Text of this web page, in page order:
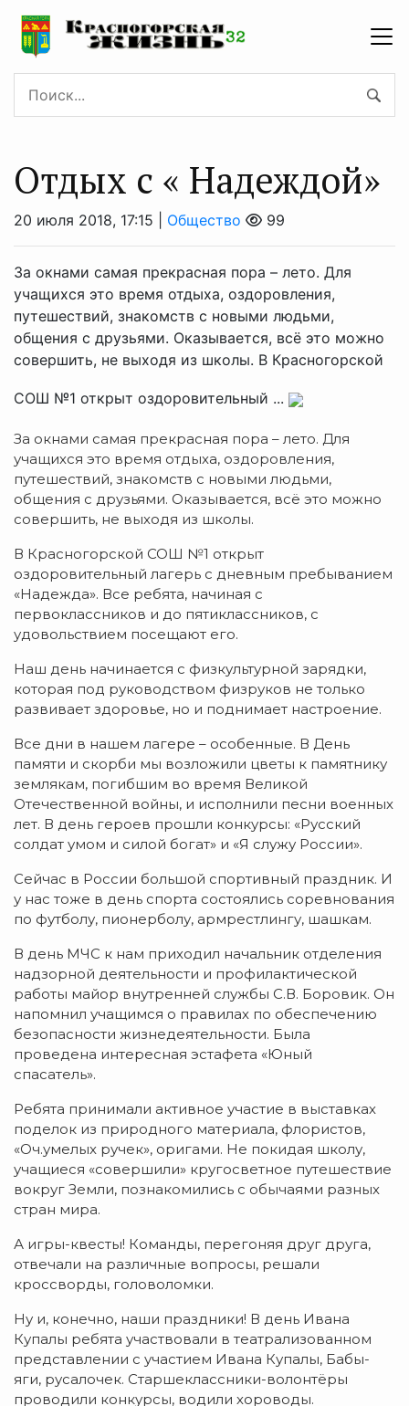
Отдых с « Надеждой»
20 июля 2018, 17:15 | Общество 99
За окнами самая прекрасная пора – лето. Для
учащихся это время отдыха, оздоровления,
путешествий, знакомств с новыми людьми,
общения с друзьями. Оказывается, всё это можно
совершить, не выходя из школы. В Красногорской
СОШ №1 открыт оздоровительный ...
За окнами самая прекрасная пора – лето. Для
учащихся это время отдыха, оздоровления,
путешествий, знакомств с новыми людьми,
общения с друзьями. Оказывается, всё это можно
совершить, не выходя из школы.
В Красногорской СОШ №1 открыт
оздоровительный лагерь с дневным пребыванием
«Надежда». Все ребята, начиная с
первоклассников и до пятиклассников, с
удовольствием посещают его.
Наш день начинается с физкультурной зарядки,
которая под руководством физруков не только
развивает здоровье, но и поднимает настроение.
Все дни в нашем лагере – особенные. В День
памяти и скорби мы возложили цветы к памятнику
землякам, погибшим во время Великой
Отечественной войны, и исполнили песни военных
лет. В день героев прошли конкурсы: «Русский
солдат умом и силой богат» и «Я служу России».
Сейчас в России большой спортивный праздник. И
у нас тоже в день спорта состоялись соревнования
по футболу, пионерболу, армрестлингу, шашкам.
В день МЧС к нам приходил начальник отделения
надзорной деятельности и профилактической
работы майор внутренней службы С.В. Боровик. Он
напомнил учащимся о правилах по обеспечению
безопасности жизнедеятельности. Была
проведена интересная эстафета «Юный
спасатель».
Ребята принимали активное участие в выставках
поделок из природного материала, флористов,
«Оч.умелых ручек», оригами. Не покидая школу,
учащиеся «совершили» кругосветное путешествие
вокруг Земли, познакомились с обычаями разных
стран мира.
А игры-квесты! Команды, перегоняя друг друга,
отвечали на различные вопросы, решали
кроссворды, головоломки.
Ну и, конечно, наши праздники! В день Ивана
Купалы ребята участвовали в театрализованном
представлении с участием Ивана Купалы, Бабы-
яги, русалочек. Старшеклассники-волонтёры
проводили конкурсы, водили хороводы.